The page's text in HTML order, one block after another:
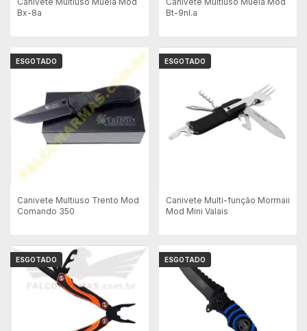
Bx-8a
Bt-9nl.a
ESGOTADO
Canivete Multiuso Trento Mod
Comando 350
ESGOTADO
Canivete Multi-função Mormaii
Mod Mini Valais
ESGOTADO ESGOTADO